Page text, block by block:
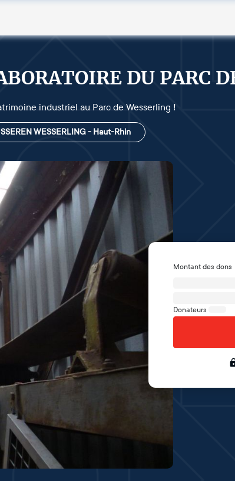
DU PARC
industriel au Parc de Wesserling !
WESSERLING - Haut-Rhin
Montant des dons
Donateurs